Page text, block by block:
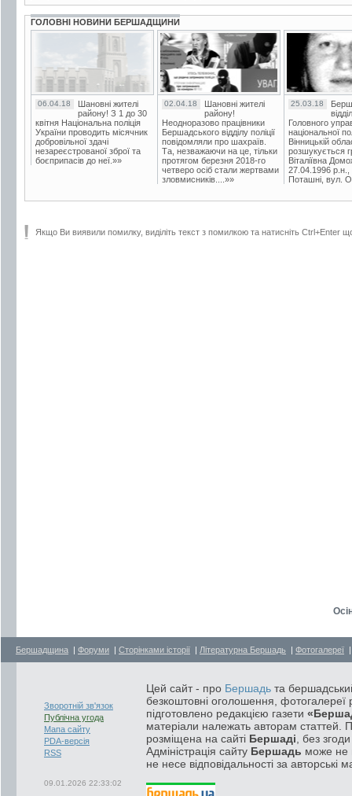
ГОЛОВНІ НОВИНИ БЕРШАДЩИНИ
06.04.18
Шановні жителі
району! З 1 до 30
квітня Національна поліція
України проводить місячник
добровільної здачі
незареєстрованої зброї та
боєприпасів до неї.»»
02.04.18
Шановні жителі
району!
Неодноразово працівники
Бершадського відділу поліції
повідомляли про шахраїв.
Та, незважаючи на це, тільки
протягом березня 2018-го
четверо осіб стали жертвами
зловмисників....»»
25.03.18
Головного
національної
Вінницькій
розшукується
Віталіївна
27.04.1996 р.н.,
Поташні, вул.
Якщо Ви виявили помилку, виділіть текст з помилкою та натисніть Ctrl+Enter
Бершадщина | Форуми | Сторінками історії | Літературна Бершадь | Фотогалереї
Зворотній зв'язок
Публічна угода
Мапа сайту
PDA-версія
RSS
09.01.2026 22:33:02
Цей сайт - про Бершадь та
безкоштовні оголошення, фотогалереї
підготовлено редакцією газети
матеріали належать авторам статтей.
розміщена на сайті Бершаді , без
Адміністрація сайту Бершадь може не
не несе відповідальності за авторські